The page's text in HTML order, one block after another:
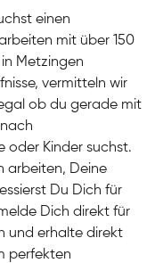
einen
mit über 150
Metzingen
vermitteln wir
ob du gerade mit
oder Kinder suchst.
arbeiten, Deine
Du Dich für
Dich direkt für
und erhalte direkt
perfekten